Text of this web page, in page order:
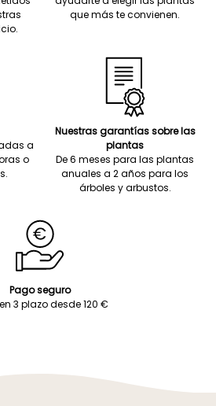
que más te convienen.
a
o
Nuestras garantías sobre las
plantas
De 6 meses para las plantas
anuales a 2 años para los
árboles y arbustos.
Pago seguro
3 plazo desde 120 €